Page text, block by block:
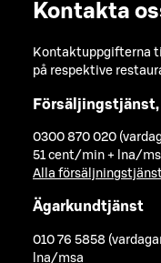
Kontakta
Kontaktuppgifterna
på respektive
0300 870 020
51 cent/min + lna/
Alla
Ägarkundtjänst
010 76 5858
lna/msa